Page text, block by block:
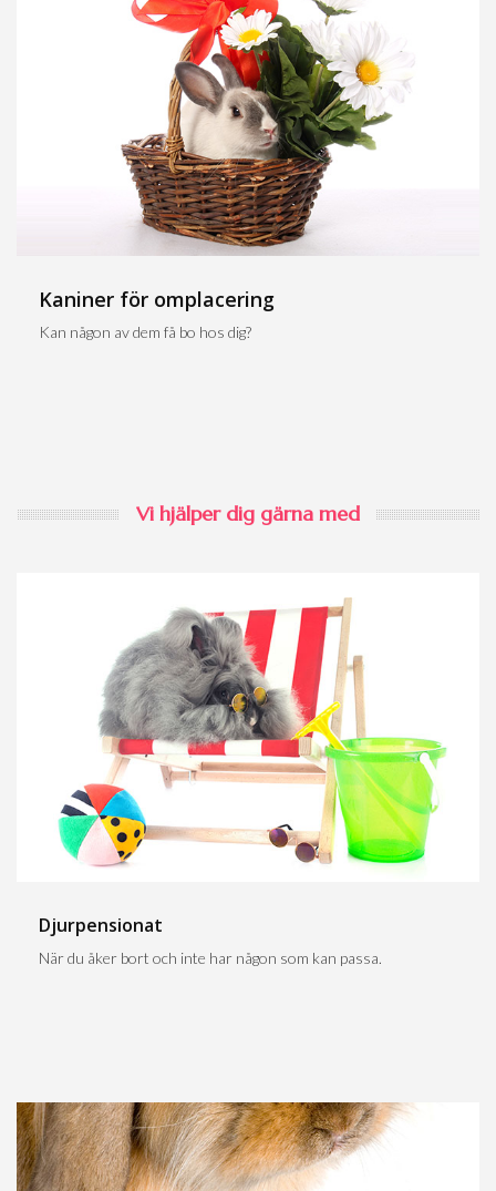
Kaniner för omplacering
Kan någon av dem få bo hos dig?
Vi hjälper dig gärna med
Djurpensionat
När du åker bort och inte har någon som kan passa.